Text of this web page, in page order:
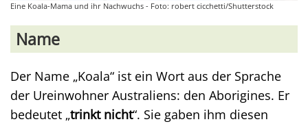
Eine Koala-Mama und ihr Nachwuchs - Foto: robert cicchetti/Shutterstock
Name
Der Name „Koala“ ist ein Wort aus der Sprache
der Ureinwohner Australiens: den Aborigines. Er
bedeutet „trinkt nicht“. Sie gaben ihm diesen